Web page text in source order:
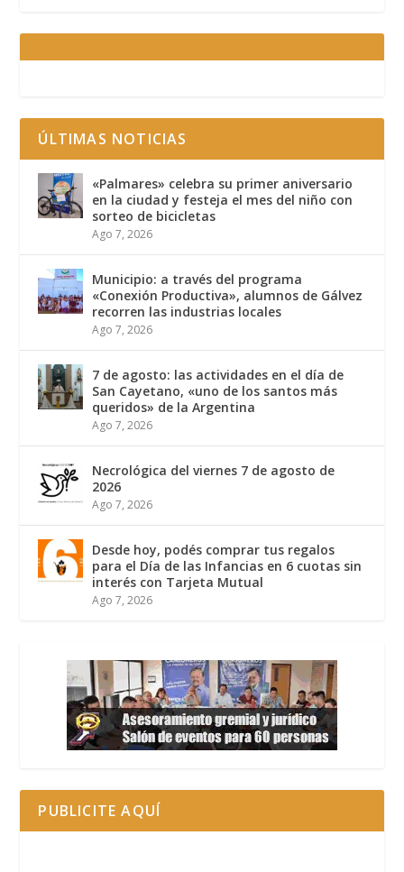
ÚLTIMAS NOTICIAS
«Palmares» celebra su primer aniversario
en la ciudad y festeja el mes del niño con
sorteo de bicicletas
Ago 7, 2026
Municipio: a través del programa
«Conexión Productiva», alumnos de Gálvez
recorren las industrias locales
Ago 7, 2026
7 de agosto: las actividades en el día de
San Cayetano, «uno de los santos más
queridos» de la Argentina
Ago 7, 2026
Necrológica del viernes 7 de agosto de
2026
Ago 7, 2026
Desde hoy, podés comprar tus regalos
para el Día de las Infancias en 6 cuotas sin
interés con Tarjeta Mutual
Ago 7, 2026
PUBLICITE AQUÍ